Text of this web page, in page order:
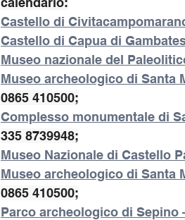
Castello di
Castello di Capua di
Museo nazionale del
Museo archeologico di Santa
0865 410500;
Complesso monumentale di
335 8739948;
Museo Nazionale di Castello
Museo archeologico di Santa
0865 410500;
Parco archeologico di Sepino